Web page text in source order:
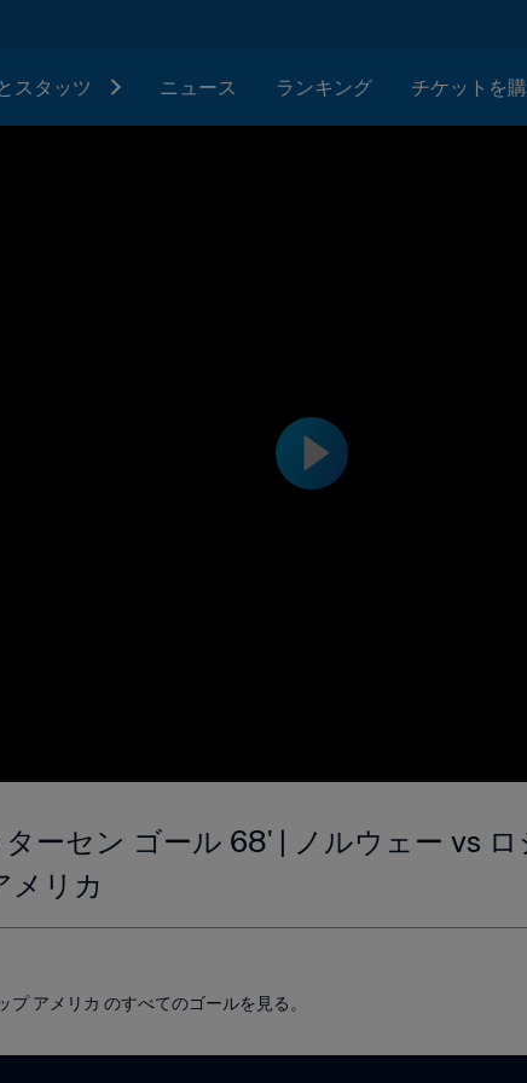
スタッツ ニュース ランキング チケットを
ーセン ゴール 68' | ノルウェー vs ロ
メリカ
アメリカ のすべてのゴールを見る。